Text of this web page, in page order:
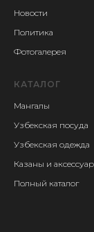
Новости
Политика
Фотогалерея
КАТАЛОГ
Мангалы
Узбекская посуда
Узбекская одежда
Казаны и
Полный каталог